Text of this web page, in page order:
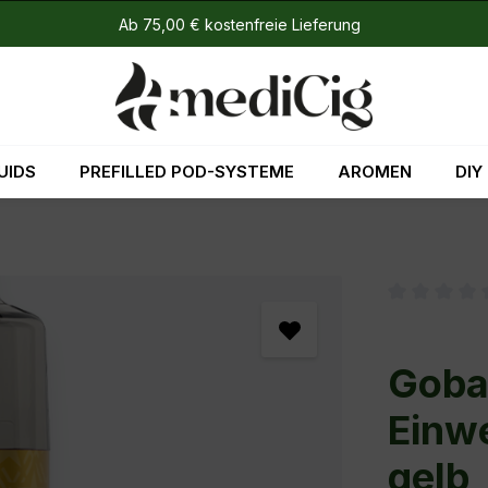
Ab 75,00 € kostenfreie Lieferung
PREFILLED POD-SYSTEME AROMEN DIY
gelb